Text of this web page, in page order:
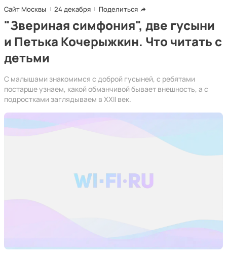
Сайт Москвы 24 декабря Поделиться
"Звериная симфония", две гусыни
и Петька Кочерыжкин. Что читать с
детьми
С малышами знакомимся с доброй гусыней, с ребятами
постарше узнаем, какой обманчивой бывает внешность, а с
подростками заглядываем в XXII век.